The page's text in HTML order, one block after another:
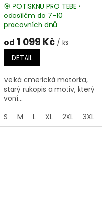
4XL 5XL
🎯 POTISKNU PRO TEBE •
odesílám do 7–10
pracovních dnů
od 1 099 Kč / ks
DETAIL
Velká americká motorka,
starý rukopis a motiv, který
voní...
S
M L XL 2XL 3XL